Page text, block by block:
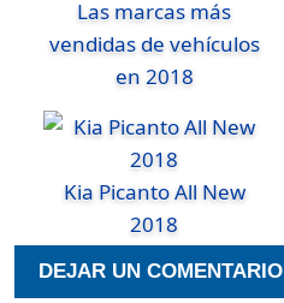
Las marcas más
vendidas de vehículos
en 2018
Kia Picanto All New
2018
DEJAR UN COMENTARIO